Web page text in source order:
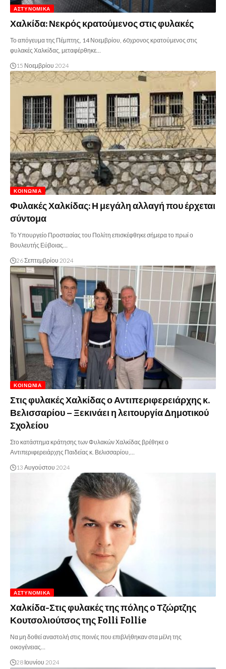
ΑΣΤΥΝΟΜΙΚΆ
Χαλκίδα: Νεκρός κρατούμενος στις φυλακές
Το απόγευμα της Πέμπτης, 14 Νοεμβρίου, 60χρονος κρατούμενος στις
φυλακές Χαλκίδας, μεταφέρθηκε…
15 Νοεμβρίου 2024
ΚΟΙΝΩΝΊΑ
Φυλακές Χαλκίδας: Η μεγάλη αλλαγή που έρχεται
σύντομα
Το Υπουργείο Προστασίας του Πολίτη επισκέφθηκε σήμερα το πρωί ο
Βουλευτής Εύβοιας…
26 Σεπτεμβρίου 2024
ΚΟΙΝΩΝΊΑ
Στις φυλακές Χαλκίδας ο Αντιπεριφερειάρχης κ.
Βελισσαρίου – Ξεκινάει η λειτουργία Δημοτικού
Σχολείου
Στο κατάστημα κράτησης των Φυλακών Χαλκίδας βρέθηκε ο
Αντιπεριφερειάρχης Παιδείας κ. Βελισσαρίου,…
13 Αυγούστου 2024
ΑΣΤΥΝΟΜΙΚΆ
Χαλκίδα-Στις φυλακές της πόλης ο Τζώρτζης
Κουτσολιούτσος της Folli Follie
Να μη δοθεί αναστολή στις ποινές που επιβλήθηκαν στα μέλη της
οικογένειας…
28 Ιουνίου 2024